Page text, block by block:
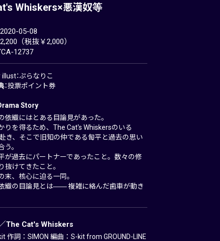
Whiskers×悪漢奴等
05-08
（税抜￥2,000）
12737
：ぷらなりこ
：投票ポイント券
Story
依織にはとある目論見があった。
りを得るため、The Cat's Whiskersのいる
き、そこで旧知の仲である匋平と過去の思い
う。
が過去にパートナーであったこと。数々の修
抜けてきたこと。
末、核心に迫る一同。
織の目論見とは―― 複雑に絡んだ歯車が動き
The Cat's Whiskers
作詞：SIMON 編曲：S-kit from GROUND-LINE